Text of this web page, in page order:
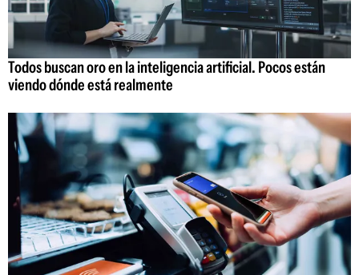
Todos buscan oro en la inteligencia artificial. Pocos están
viendo dónde está realmente